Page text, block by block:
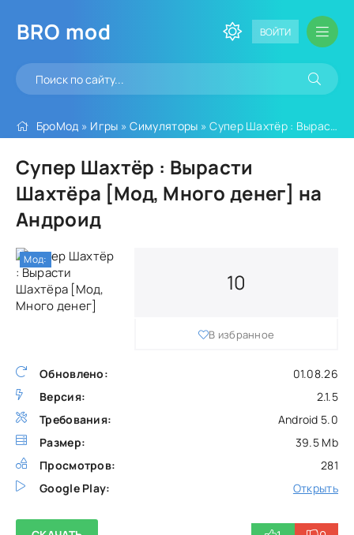
BRO mod ВОЙТИ
БроМод » Игры »Симуляторы » Супер Шахтёр : Вырасти Шахтёра [Мод, Много денег]
Супер Шахтёр : Вырасти
Шахтёра [Мод, Много денег] на
Андроид
Обновлено:
01.08.26
Версия:
2.1.5
Требования:
Android 5.0
Размер:
39.5 Mb
Просмотров:
281
Google Play:
Открыть
10
В избранное
Мод: